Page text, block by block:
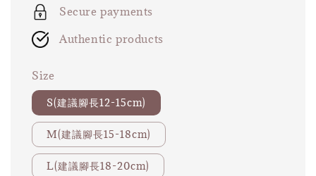
Secure payments
Authentic products
Size
S(建議腳長12-15cm)
M(建議腳長15-18cm)
L(建議腳長18-20cm)